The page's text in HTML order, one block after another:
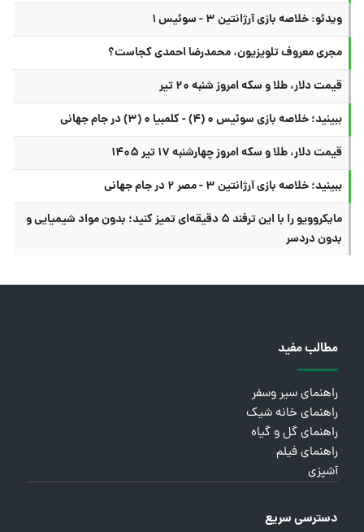
ویدئو: خلاصه بازی آرژانتین ۳ - سوئیس ۱
مجری معروف تلویزیون، محمدرضا احمدی کجاست؟
قیمت دلار، طلا و سکه امروز شنبه ۲۰ تیر
ببینید؛ خلاصه بازی سوئیس ۰ (۴) - کلمبیا ۰ (۳) در جام جهانی
قیمت دلار، طلا و سکه امروز چهارشنبه ۱۷ تیر ۱۴۰۵
ببینید؛ خلاصه بازی آرژانتین ۳ - مصر ۲ در جام جهانی
مایکروویو را با این ترفند ۵ دقیقه‌ای تمیز کنید؛ بدون مواد شیمیایی و
بدون دردسر
مطالب مفید
راهنمای سیر وسفر
راهنمای خانه شیک
راهنمای گل و گیاه
راهنمای فیلم
آشپزی
دسترسی سریع